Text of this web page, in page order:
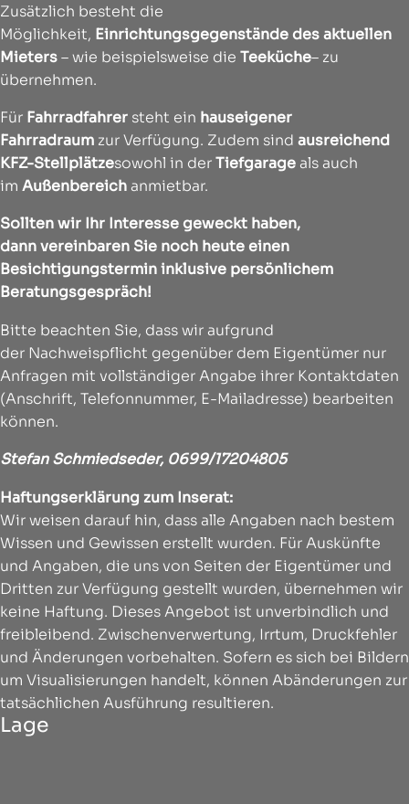
Zusätzlich besteht die
Möglichkeit, Einrichtungsgegenstände des aktuellen
Mieters– wie beispielsweise die Teeküche– zu
übernehmen.
Für Fahrradfahrer steht ein hauseigener
Fahrradraum zur Verfügung. Zudem sind ausreichend
KFZ-Stellplätzesowohl in derTiefgarage als auch
im Außenbereich anmietbar.
Sollten wir Ihr Interesse geweckt haben,
dann vereinbaren Sie noch heute einen
Besichtigungstermin inklusive persönlichem
Beratungsgespräch!
Bitte beachten Sie, dass wir aufgrund
der Nachweispflicht gegenüber dem Eigentümer nur
Anfragen mit vollständiger Angabe ihrer Kontaktdaten
(Anschrift, Telefonnummer, E-Mailadresse) bearbeiten
können.
Stefan Schmiedseder, 0699/17204805
Haftungserklärung zum Inserat:
Wir weisen darauf hin, dass alle Angaben nach bestem
Wissen und Gewissen erstellt wurden. Für Auskünfte
und Angaben, die uns von Seiten der Eigentümer und
Dritten zur Verfügung gestellt wurden, übernehmen wir
keine Haftung. Dieses Angebot ist unverbindlich und
freibleibend. Zwischenverwertung, Irrtum, Druckfehler
und Änderungen vorbehalten. Sofern es sich bei Bildern
um Visualisierungen handelt, können Abänderungen zur
tatsächlichen Ausführung resultieren.
Lage